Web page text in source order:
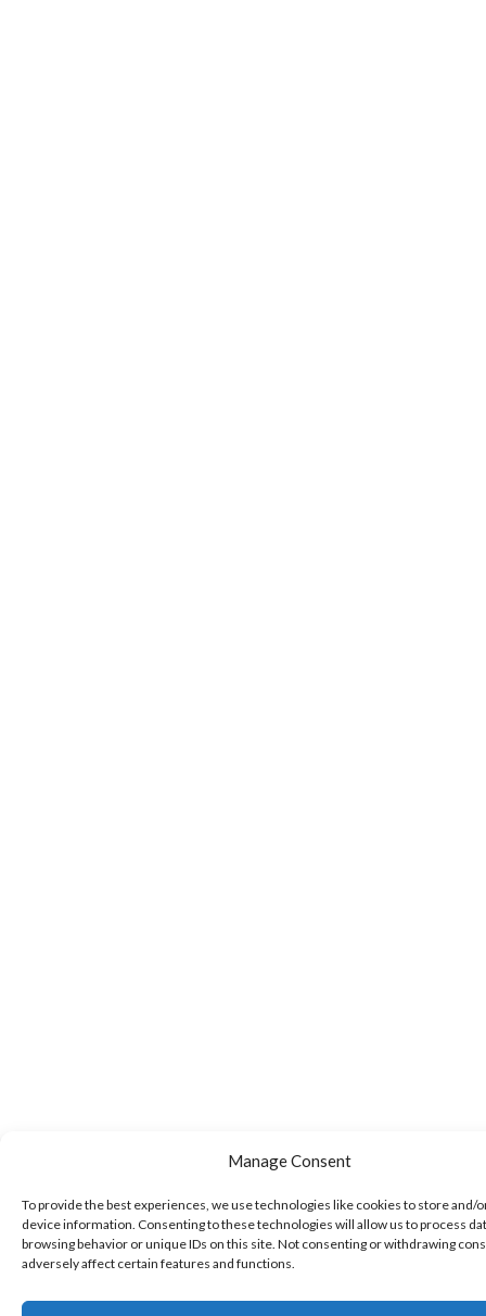
Manage Consent
To provide the best experiences, we use technologies like cookies to store and/
device information. Consenting to these technologies will allow us to process
browsing behavior or unique IDs on this site. Not consenting or withdrawing
adversely affect certain features and functions.